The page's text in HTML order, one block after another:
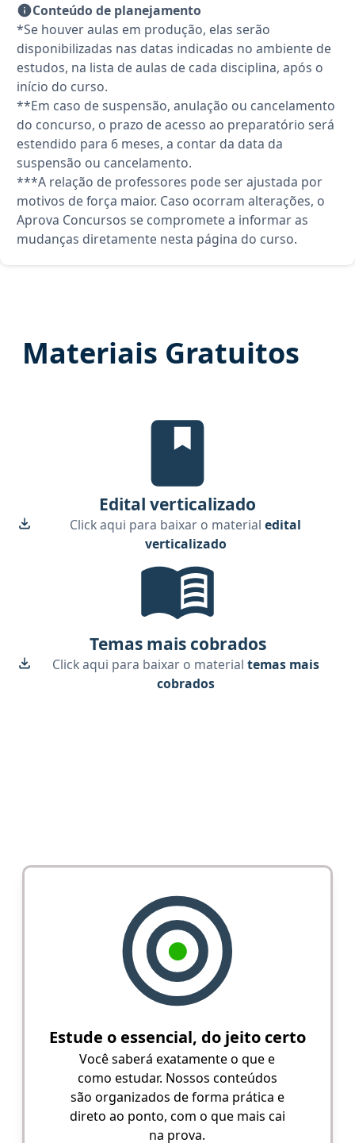
Conteúdo de planejamento
*Se houver aulas em produção, elas serão
disponibilizadas nas datas indicadas no ambiente de
estudos, na lista de aulas de cada disciplina, após o
início do curso.
**Em caso de suspensão, anulação ou cancelamento
do concurso, o prazo de acesso ao preparatório será
estendido para 6 meses, a contar da data da
suspensão ou cancelamento.
***A relação de professores pode ser ajustada por
motivos de força maior. Caso ocorram alterações, o
Aprova Concursos se compromete a informar as
mudanças diretamente nesta página do curso.
Materiais Gratuitos
Edital Verticalizado, material
Edital verticalizado
Click aqui para baixar o materialedital
verticalizado
Temas mais cobrados
Click aqui para baixar o material temas mais
cobrados
Estude o essencial, do jeito certo
Você saberá exatamente o que e
como estudar. Nossos conteúdos
são organizados de forma prática e
direto ao ponto, com o que mais cai
na prova.